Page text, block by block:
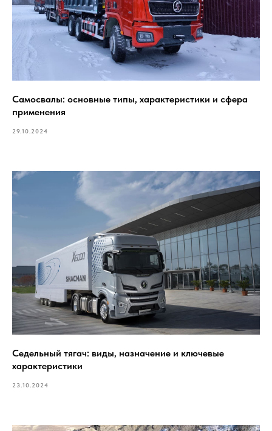
Самосвалы: основные типы, характеристики и сфера
применения
29.10.2024
Седельный тягач: виды, назначение и ключевые
характеристики
23.10.2024